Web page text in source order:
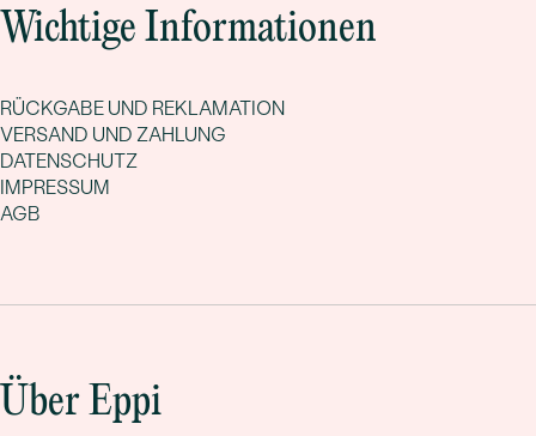
Wichtige Informationen
RÜCKGABE UND REKLAMATION
VERSAND UND ZAHLUNG
DATENSCHUTZ
IMPRESSUM
AGB
Über Eppi